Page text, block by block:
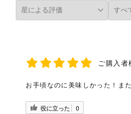
ご購入者
お手頃なのに美味しかった！ま
役に立った 0